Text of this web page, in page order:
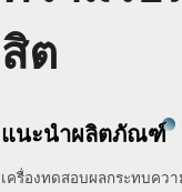
สิต
แนะนำผลิตภัณฑ์
เครื่องทดสอบผลกระทบค